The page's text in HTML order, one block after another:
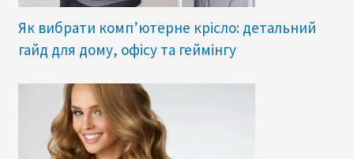
Як вибрати комп’ютерне крісло: детальний
гайд для дому, офісу та геймінгу